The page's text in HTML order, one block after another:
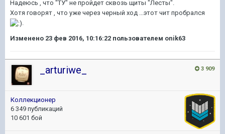
Надеюсь , что "ТУ" не пройдет сквозь щиты "Лесты".
Хотя говорят , что уже через черный ход ...этот чит пробрался
.
Изменено 23 фев 2016, 10:16:22 пользователем onik63
3 909
_arturiwe_
Коллекционер
6 349 публикаций
10 601 бой